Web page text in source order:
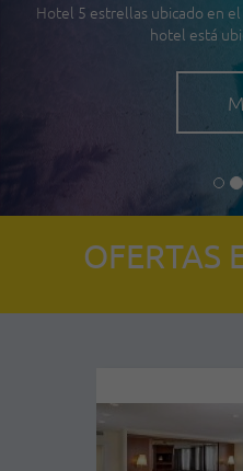
Hotel 5 estrellas ubicado en
hotel está
OFERTAS